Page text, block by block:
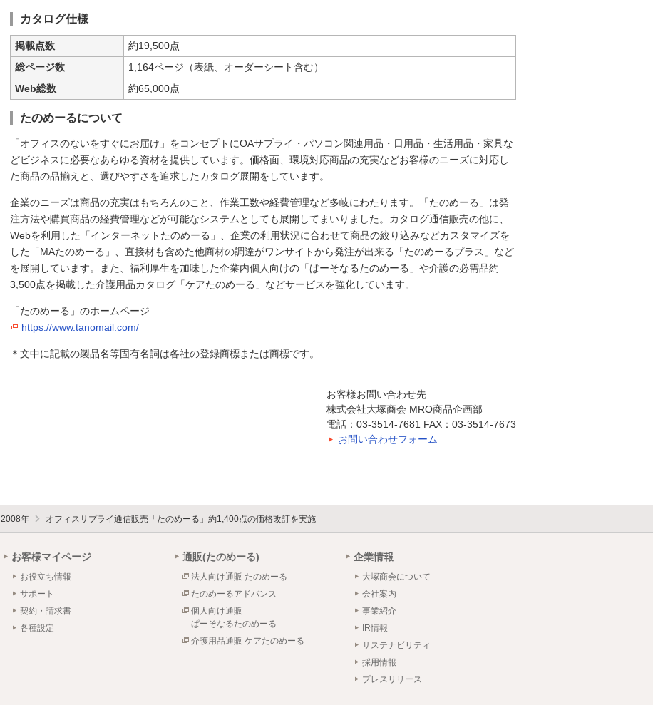
カタログ仕様
掲載点数
約19,500点
総ページ数
1,164ページ（表紙、オーダーシート含む）
Web総数
約65,000点
たのめーるについて
「オフィスのないをすぐにお届け」をコンセプトにOAサプライ・パソコン関連用品・日用品・生活用品・家具な
どビジネスに必要なあらゆる資材を提供しています。価格面、環境対応商品の充実などお客様のニーズに対応し
た商品の品揃えと、選びやすさを追求したカタログ展開をしています。
企業のニーズは商品の充実はもちろんのこと、作業工数や経費管理など多岐にわたります。「たのめーる」は発
注方法や購買商品の経費管理などが可能なシステムとしても展開してまいりました。カタログ通信販売の他に、
Webを利用した「インターネットたのめーる」、企業の利用状況に合わせて商品の絞り込みなどカスタマイズを
した「MAたのめーる」、直接材も含めた他商材の調達がワンサイトから発注が出来る「たのめーるプラス」など
を展開しています。また、福利厚生を加味した企業内個人向けの「ぱーそなるたのめーる」や介護の必需品約
3,500点を掲載した介護用品カタログ「ケアたのめーる」などサービスを強化しています。
「たのめーる」のホームページ
https://www.tanomail.com/
＊文中に記載の製品名等固有名詞は各社の登録商標または商標です。
お客様お問い合わせ先
株式会社大塚商会 MRO商品企画部
電話：03-3514-7681 FAX：03-3514-7673
お問い合わせフォーム
2008年 オフィスサプライ通信販売「たのめーる」約1,400点の価格改訂を実施
お客様マイページ
お役立ち情報
サポート
契約・請求書
各種設定
通販(たのめーる)
法人向け通販 たのめーる
たのめーるアドバンス
個人向け通販
ぱーそなるたのめーる
介護用品通販 ケアたのめーる
企業情報
大塚商会について
会社案内
事業紹介
IR情報
サステナビリティ
採用情報
プレスリリース